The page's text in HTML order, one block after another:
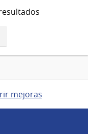
mejoras